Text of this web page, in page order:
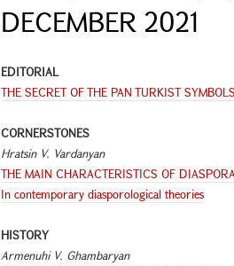
DECEMBER 2021
EDITORIAL
THE SECRET OF THE PAN TURKIST SYMBOLS
CORNERSTONES
Hratsin V. Vardanyan
THE MAIN CHARACTERISTICS OF
In contemporary diasporological theories
HISTORY
Armenuhi V. Ghambaryan